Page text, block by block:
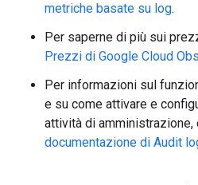
metriche basate su log.
Per saperne di più sui
Prezzi di Google Cloud
Per informazioni sul
e su come attivare e
attività di amministrazione,
documentazione di Audit